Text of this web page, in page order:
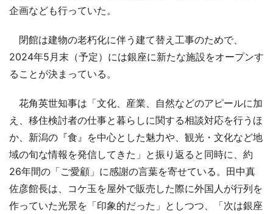
企画なども行っていた。
閉館は建物の老朽化に伴う建て替え工事のためで、
2024年5月末（予定）には銀座に新たな施設をオープンす
ることが決まっている。
花角英世知事は「文化、産業、自然などのアピールに加
え、移住検討者の仕事と暮らしに関する相談対応を行うほ
か、新潟の『食』を中心とした魅力や、観光・文化など地
域の旬な情報を発信してきた」と振り返ると同時に、約
26年間の「ご愛顧」に感謝の言葉を寄せている。田中真
佐彦館長は、コケ玉を屋外で販売した際に外国人が行列を
作っていた光景を「印象的だった」としつつ、「次は銀座